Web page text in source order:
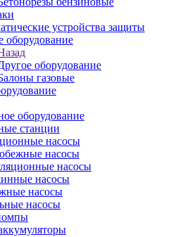
устройства защиты
оборудование
оборудование
газовые
оборудование
станции
насосы
насосы
насосы
насосы
насосы
насосы